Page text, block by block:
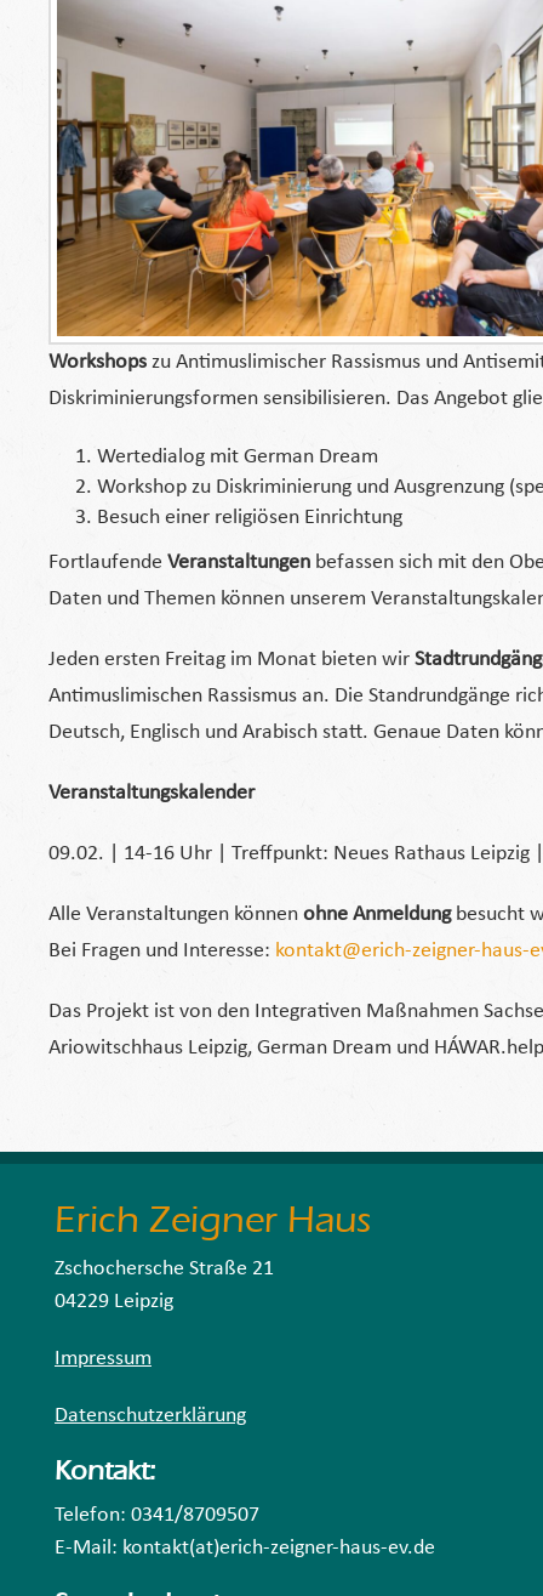
Workshops zu Antimuslimischer Rassismus und
Diskriminierungsformen sensibilisieren. Das Angebot
Wertedialog mit German Dream
Workshop zu Diskriminierung und Ausgrenzung
Besuch einer religiösen Einrichtung
Fortlaufende Veranstaltungen befassen sich mit den
Daten und Themen können unserem
Jeden ersten Freitag im Monat bieten wir
Antimuslimischen Rassismus an. Die Standrundgänge
Deutsch, Englisch und Arabisch statt. Genaue Daten
Veranstaltungskalender
09.02. | 14-16 Uhr | Treffpunkt: Neues Rathaus Leipzig
Alle Veranstaltungen können ohne Anmeldungbesucht
Bei Fragen und Interesse: kontakt@erich-zeigner-haus-
Das Projekt ist von den Integrativen Maßnahmen
Ariowitschhaus Leipzig, German Dream und
Erich Zeigner Haus
Zschochersche Straße 21
04229 Leipzig
Impressum
Datenschutzerklärung
Kontakt:
Telefon: 0341/8709507
E-Mail: kontakt(at)erich-zeigner-haus-ev.de